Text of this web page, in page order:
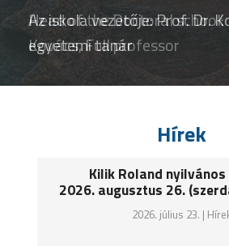
Head of the Doctoral school:
Kovács, Full professor
Hírek
Kilik Roland
2026. augusztus 26.
2026. július 23. |